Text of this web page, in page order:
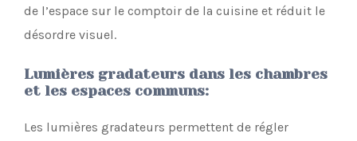
de l’espace sur le comptoir de la cuisine et réduit le
désordre visuel.
Lumières gradateurs dans les chambres
et les espaces communs:
Les lumières gradateurs permettent de régler